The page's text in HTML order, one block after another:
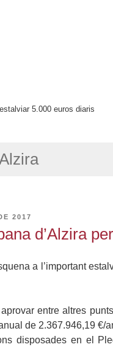
5.000 euros diaris
2017
d’Alzira
a l’important
entre altres
de 2.367.946,19 €/
disposades en el